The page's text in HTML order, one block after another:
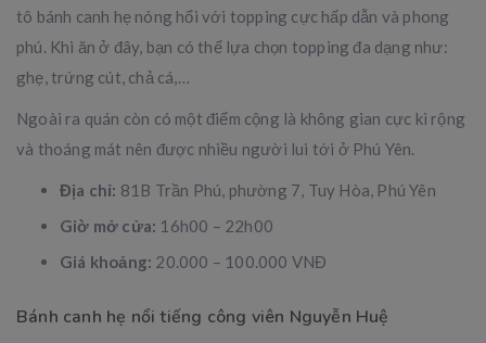
tô bánh canh hẹ nóng hổi với topping cực hấp dẫn và phong
phú. Khi ăn ở đây, bạn có thể lựa chọn topping đa dạng như:
ghẹ, trứng cút, chả cá,…
Ngoài ra quán còn có một điểm cộng là không gian cực kì rộng
và thoáng mát nên được nhiều người lui tới ở Phú Yên.
Địa chỉ: 81B Trần Phú, phường 7, Tuy Hòa, Phú Yên
Giờ mở cửa: 16h00 – 22h00
Giá khoảng: 20.000 – 100.000 VNĐ
Bánh canh hẹ nổi tiếng công viên Nguyễn Huệ